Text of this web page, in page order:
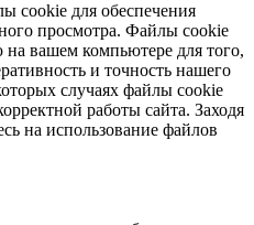
cookie для обеспечения
просмотра. Файлы cookie
вашем компьютере для того,
и точность нашего
случаях файлы cookie
работы сайта. Заходя
на использование файлов